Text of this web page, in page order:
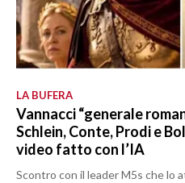
LA BUFERA
Vannacci “generale
Schlein, Conte, Prodi e
video fatto con l’IA
Scontro con il leader M5s che lo